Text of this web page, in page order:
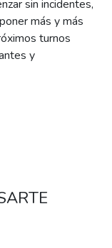
sin incidentes,
más y más
turnos
y